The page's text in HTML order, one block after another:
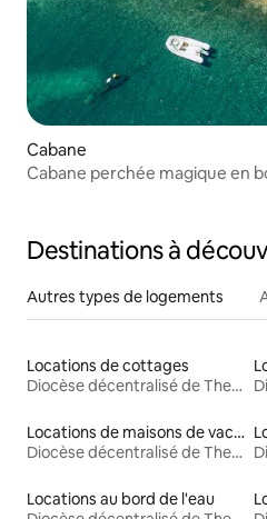
Cabane
Cabane perchée magique en
Destinations à
Autres types de logements
Locations de cottages
Diocèse décentralisé de Thessalie-Grèce centrale
Locations de maisons de vacances
Diocèse décentralisé de Thessalie-Grèce centrale
Locations au bord de l'eau